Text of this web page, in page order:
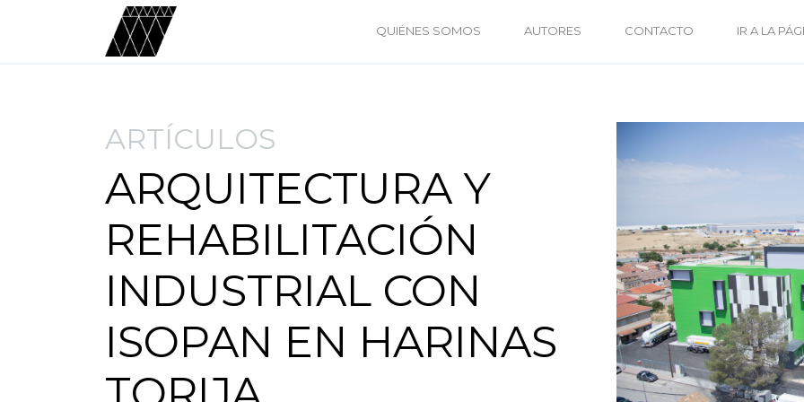
QUIÉNES SOMOS AUTORES CONTACTO IR A LA
ARTÍCULOS
ARQUITECTURA Y
REHABILITACIÓN
INDUSTRIAL CON
ISOPAN EN HARINAS